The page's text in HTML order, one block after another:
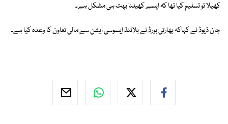
کھیلا تو تسلیم کیا تھا کہ ایسے کھیلنا بہت ہی مشکل ہے۔
جان ڈیوڈ نے کہاکہ بھارتی بورڈ نے بلائنڈ ایسوسی ایشن سے مالی تعاون کا وعدہ کیا ہے۔